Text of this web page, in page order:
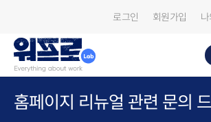
로그인 회원가입
홈페이지 리뉴얼 관련 문의